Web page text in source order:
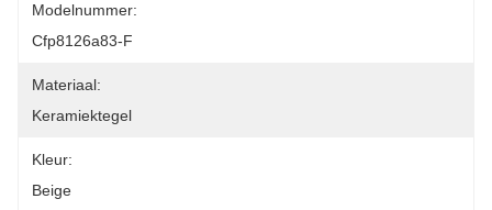
Modelnummer:
Cfp8126a83-F
Materiaal:
Keramiektegel
Kleur:
Beige